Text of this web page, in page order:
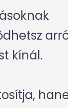
kínál.